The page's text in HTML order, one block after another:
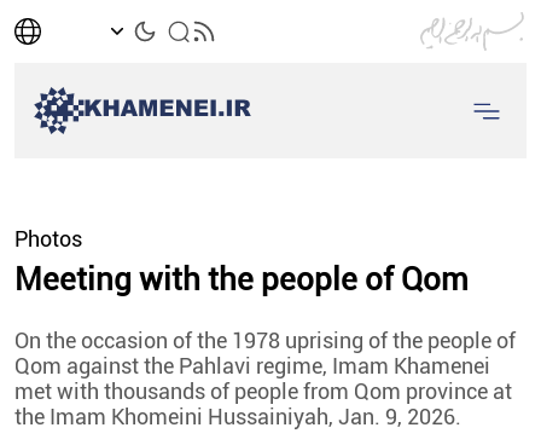
Photos
Meeting with the people of Qom
On the occasion of the 1978 uprising of the people of
Qom against the Pahlavi regime, Imam Khamenei
met with thousands of people from Qom province at
the Imam Khomeini Hussainiyah, Jan. 9, 2026.